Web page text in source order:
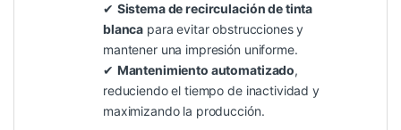
✔ Sistema de recirculación de tinta
blanca para evitar obstrucciones y
mantener una impresión uniforme.
✔ Mantenimiento automatizado,
reduciendo el tiempo de inactividad y
maximizando la producción.